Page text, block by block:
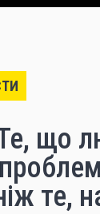
що
те,